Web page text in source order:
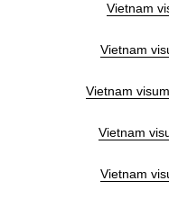
Vietnam
Vietnam
Vietnam
Vietnam
Vietnam